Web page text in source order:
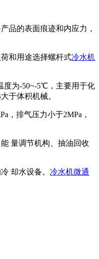
品的表面痕迹和内应力，
和用途选择螺杆式冷水机
度为-50~-5℃，主要用于化
于体积机械。
，排气压力小于2MPa，
量调节机构、抽油回收
却水设备。 冷水机微通